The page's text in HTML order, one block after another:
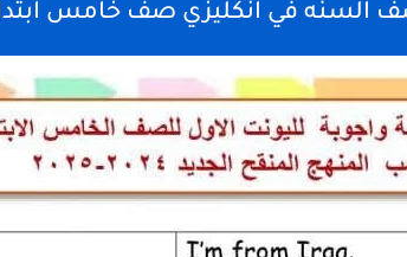
في انكليزي صف خامس ابتدائي